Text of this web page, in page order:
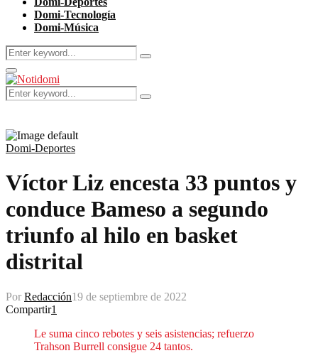
Domi-Tecnología
Domi-Música
Search
for:
Search
Primary
Menu
Search
for:
Search
Domi-Deportes
Víctor Liz encesta 33 puntos y
conduce Bameso a segundo
triunfo al hilo en basket
distrital
Por Redacción19 de septiembre de 2022
Compartir1
Le suma cinco rebotes y seis asistencias; refuerzo
Trahson Burrell consigue 24 tantos.